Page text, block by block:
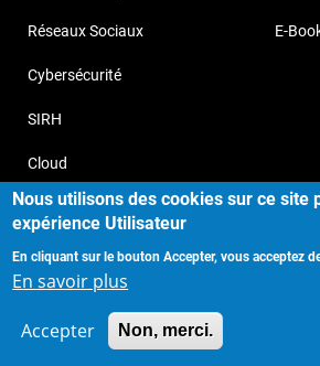
Réseaux Sociaux
Cybersécurité
SIRH
Cloud
E-
Copyright © 2017, Storizborn , all
Nous utilisons des cookies sur ce site
expérience Utilisateur
En cliquant sur le bouton Accepter, vous acceptez
En savoir plus
Accepter Non, merci.